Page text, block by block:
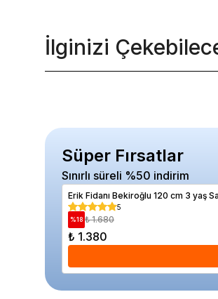
İlginizi
Süper Fırsatlar
Sınırlı süreli %50 indirim
Erik Fidanı Bekiroğlu 120 cm 3 yaş
5
%18 ₺ 1.680
₺ 1.380